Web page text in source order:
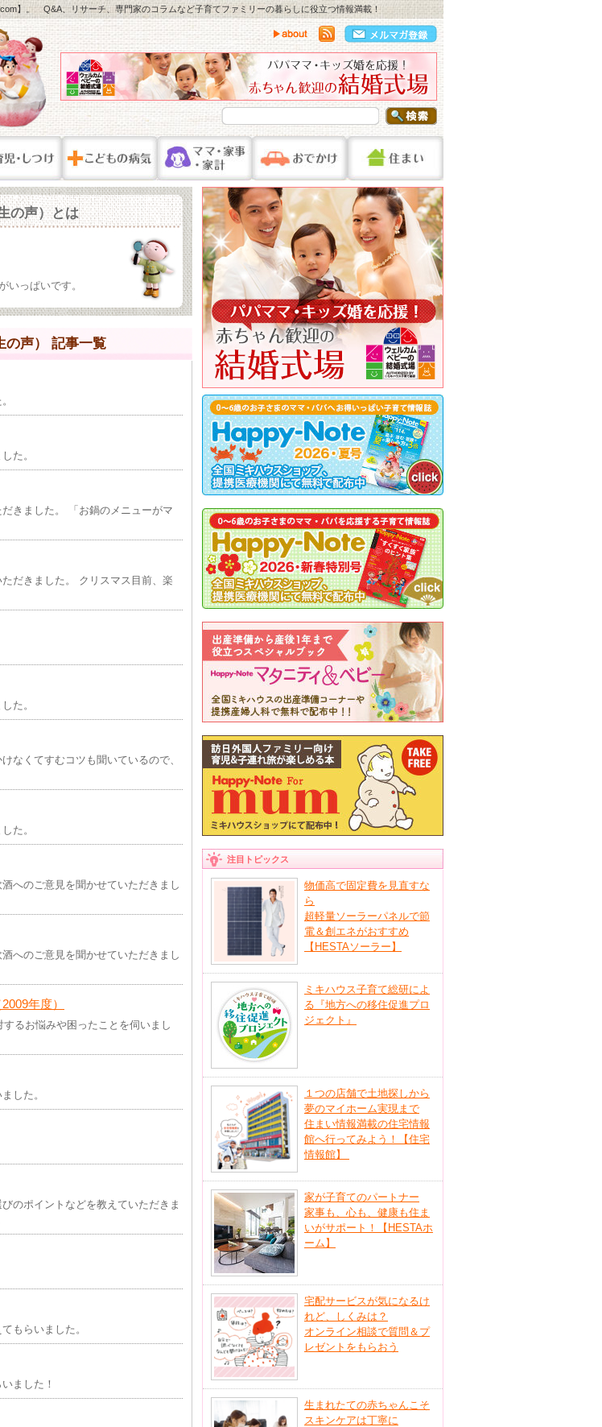
】。 Q&A、リサーチ、専門家のコラムなど子育てファミリーの暮らしに役立つ情報満載！
の声）とは
いっぱいです。
の声） 記事一覧
た。
きました。 「お鍋のメニューがマ
だきました。 クリスマス目前、楽
た。
なくてすむコツも聞いているので、
た。
へのご意見を聞かせていただきまし
へのご意見を聞かせていただきまし
年度）
るお悩みや困ったことを伺いまし
した。
のポイントなどを教えていただきま
もらいました。
ました！
注目トピックス
物価高で固定費を見直すな
ら
超軽量ソーラーパネルで節
電＆創エネがおすすめ
【HESTAソーラー】
ミキハウス子育て総研によ
る『地方への移住促進プロ
ジェクト』
１つの店舗で土地探しから
夢のマイホーム実現まで
住まい情報満載の住宅情報
館へ行ってみよう！【住宅
情報館】
家が子育てのパートナー
家事も、心も、健康も住ま
いがサポート！【HESTAホ
ーム】
宅配サービスが気になるけ
れど、しくみは？
オンライン相談で質問＆プ
レゼントをもらおう
生まれたての赤ちゃんこそ
スキンケアは丁寧に